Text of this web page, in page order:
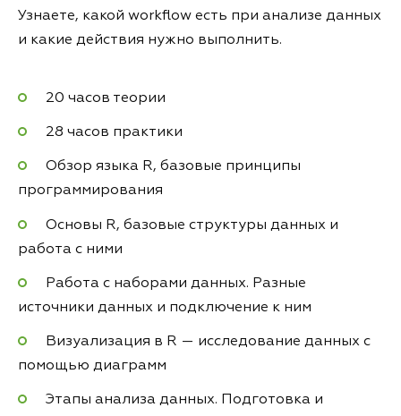
Узнаете, какой workflow есть при анализе данных
и какие действия нужно выполнить.
20 часов теории
28 часов практики
Обзор языка R, базовые принципы
программирования
Основы R, базовые структуры данных и
работа с ними
Работа с наборами данных. Разные
источники данных и подключение к ним
Визуализация в R — исследование данных с
помощью диаграмм
Этапы анализа данных. Подготовка и